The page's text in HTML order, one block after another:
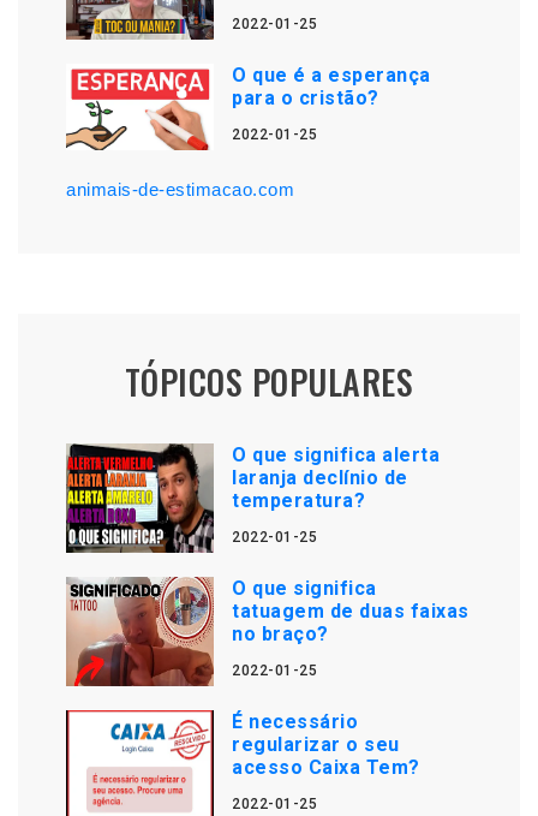
2022-01-25
O que é a esperança
para o cristão?
2022-01-25
animais-de-estimacao.com
TÓPICOS POPULARES
O que significa alerta
laranja declínio de
temperatura?
2022-01-25
O que significa
tatuagem de duas faixas
no braço?
2022-01-25
É necessário
regularizar o seu
acesso Caixa Tem?
2022-01-25